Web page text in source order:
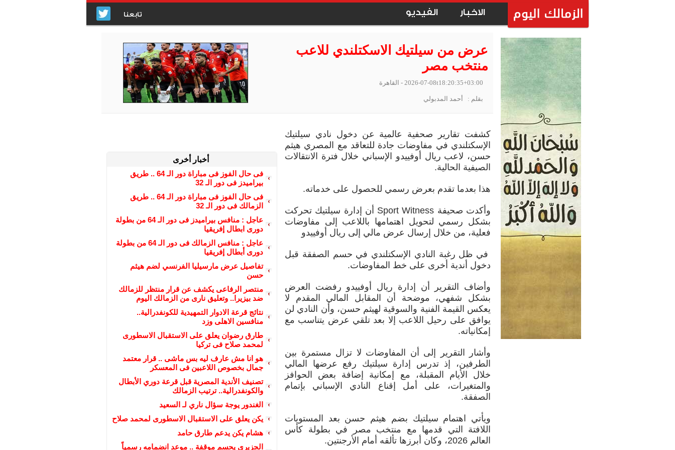
الاخبار الفيديو تابعنا
عرض من سيلتيك الاسكتلندي للاعب
منتخب مصر
2026-07-08t18:20:35+03:00 - القاهرة
بقلم : أحمد المدبولي
أخبار أخرى
فى حال الفوز فى مباراة دور الـ 64 .. طريق
بيراميدز فى دور الـ 32
فى حال الفوز فى مباراة دور الـ 64 .. طريق
الزمالك فى دور الـ 32
عاجل : منافس بيراميدز فى دور الـ 64 من بطولة
دورى ابطال إفريقيا
عاجل : منافس الزمالك فى دور الـ 64 من بطولة
دورى أبطال إفريقيا
تفاصيل عرض مارسيليا الفرنسي لضم هيثم
حسن
منتصر الرفاعى يكشف عن قرار منتظر للزمالك
ضد بيزيرا.. وتعليق نارى من الزمالك اليوم
نتائج قرعة الادوار التمهيدية للكونفدرالية..
منافسين الاهلى وزد
طارق رضوان يعلق على الاستقبال الاسطورى
لمحمد صلاح فى تركيا
هو انا مش عارف ليه بس ماشى .. قرار معتمد
جمال بخصوص اللاعبين فى المعسكر
تصنيف الأندية المصرية قبل قرعة دوري الأبطال
والكونفدرالية.. ترتيب الزمالك
الغندور يوجة سؤال ناري لـ السعيد
يكن يعلق على الاستقبال الاسطورى لمحمد صلاح
هشام يكن يدعم طارق حامد
الجزيري يحسم موقفة .. موعد انضمامه رسمياً
كشفت تقارير صحفية عالمية عن دخول نادي سيلتيك
الإسكتلندي في مفاوضات جادة للتعاقد مع المصري هيثم
حسن، لاعب ريال أوفييدو الإسباني خلال فترة الانتقالات
الصيفية الحالية.
هذا بعدما تقدم بعرض رسمي للحصول على خدماته.
وأكدت صحيفة Sport Witness أن إدارة سيلتيك تحركت
بشكل رسمي لتحويل اهتمامها باللاعب إلى مفاوضات
فعلية، من خلال إرسال عرض مالي إلى ريال أوفييدو
في ظل رغبة النادي الإسكتلندي في حسم الصفقة قبل
دخول أندية أخرى على خط المفاوضات.
وأضاف التقرير أن إدارة ريال أوفييدو رفضت العرض
بشكل شفهي، موضحة أن المقابل المالي المقدم لا
يعكس القيمة الفنية والسوقية لهيثم حسن، وأن النادي لن
يوافق على رحيل اللاعب إلا بعد تلقي عرض يتناسب مع
إمكانياته.
وأشار التقرير إلى أن المفاوضات لا تزال مستمرة بين
الطرفين، إذ تدرس إدارة سيلتيك رفع عرضها المالي
خلال الأيام المقبلة، مع إمكانية إضافة بعض الحوافز
والمتغيرات، على أمل إقناع النادي الإسباني بإتمام
الصفقة.
ويأتي اهتمام سيلتيك بضم هيثم حسن بعد المستويات
اللافتة التي قدمها مع منتخب مصر في بطولة كأس
العالم 2026، وكان أبرزها تألقه أمام الأرجنتين.